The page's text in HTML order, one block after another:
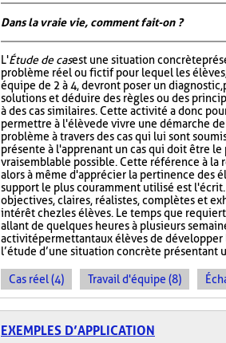
Dans la vraie vie, comment fait-on ?
L'Étude de casest une situation concrète
problème réel ou fictif pour lequel les
équipe de 2 à 4, devront poser un diagnostic,
solutions et déduire des règles ou des
à des cas similaires. Cette activité a donc
permettre à l'élève de vivre une démarche
problème à travers des cas qui lui sont
présente à l'apprenant un cas qui doit être le
vraisemblable possible. Cette référence à
alors à même d'apprécier la pertinence des
support le plus couramment utilisé est
objectives, claires, réalistes, complètes et
intérêt chez les élèves. Le temps que
allant de quelques heures à plusieurs
activité permettant aux élèves de
l’étude d’une situation concrète présentant
Cas réel (4) Travail d'équipe (8)
EXEMPLES D’APPLICATION